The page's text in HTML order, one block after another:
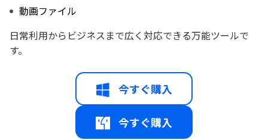
動画ファイル
日常利用からビジネスまで広く対応できる万能ツールで
す。
今すぐ購入
今すぐ購入